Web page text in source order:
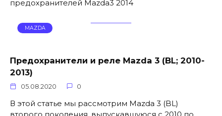
предохранителей Mazda3 2014
MAZDA
Предохранители и реле Mazda 3 (BL; 2010-
2013)
05.08.2020 0
В этой статье мы рассмотрим Mazda 3 (BL)
второго поколения, выпускавшуюся с 2010 по